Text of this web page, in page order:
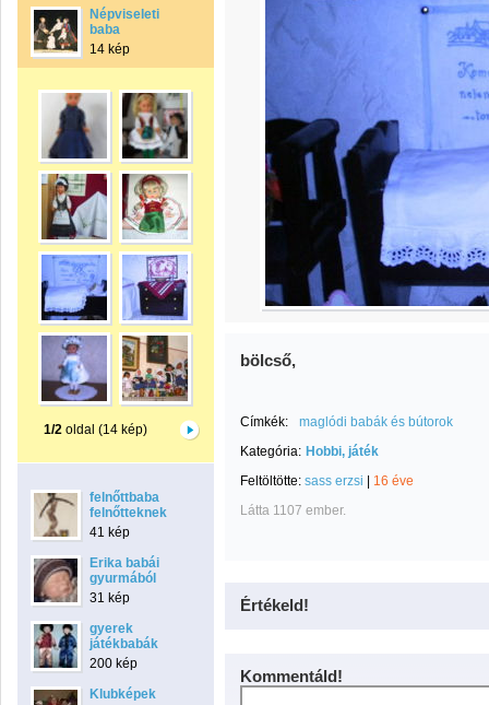
Népviseleti
baba
14 kép
1/2oldal (14 kép)
felnőttbaba
felnőtteknek
41 kép
Erika babái
gyurmából
31 kép
gyerek
játékbabák
200 kép
Klubképek
bölcső,
Címkék:
maglódi babák és bútorok
Kategória: Hobbi, játék
Feltöltötte: sass erzsi
16 éve
Látta 1107 ember.
Értékeld!
Kommentáld!